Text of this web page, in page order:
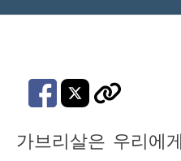
가브리살은 우리에